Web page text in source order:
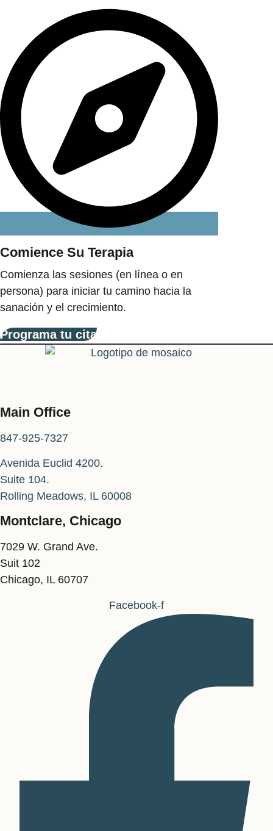
Comience Su Terapia
Comienza las sesiones (en línea o en
persona) para iniciar tu camino hacia la
sanación y el crecimiento.
Programa tu cita
Main Office
847-925-7327
Avenida Euclid 4200.
Suite 104.
Rolling Meadows, IL 60008
Montclare, Chicago
7029 W. Grand Ave.
Suit 102
Chicago, IL 60707
Facebook-f